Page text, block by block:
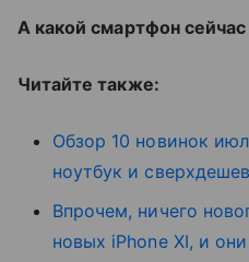
А какой смартфон сейчас
Читайте также:
Обзор 10 новинок
ноутбук и
Впрочем, ничего
новых iPhone XI, и